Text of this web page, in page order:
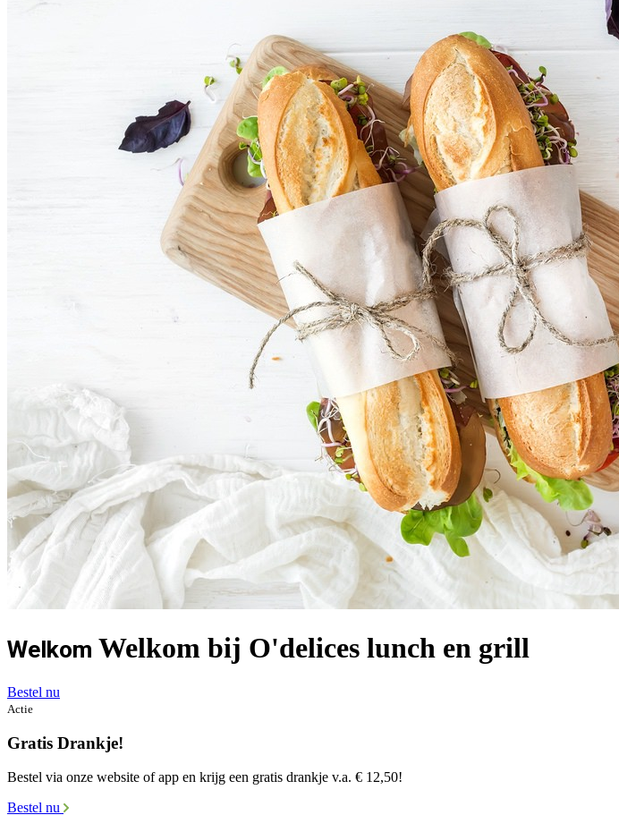
Welkom Welkom bij O'delices lunch en grill
Bestel nu
Actie
Gratis Drankje!
Bestel via onze website of app en krijg een gratis drankje v.a. € 12,50!
Bestel nu